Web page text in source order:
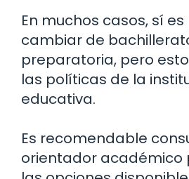
En muchos casos, sí
cambiar de
preparatoria, pero
las políticas de la
educativa.
Es recomendable
orientador académico